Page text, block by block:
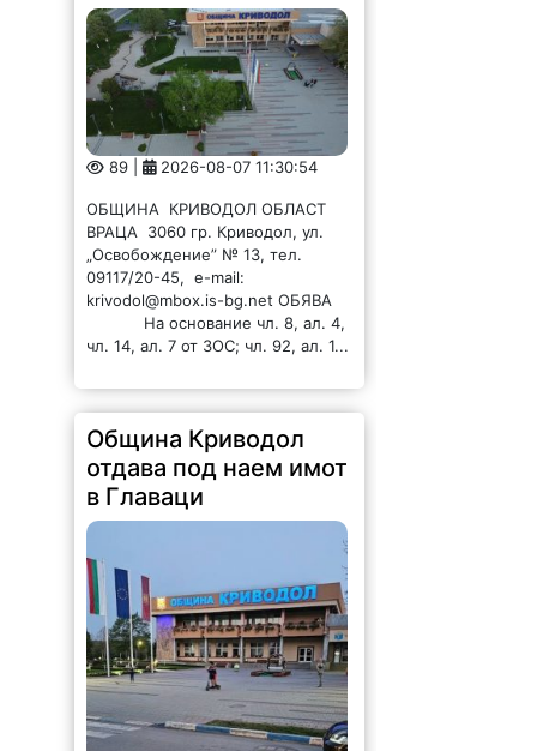
89 | 2026-08-07 11:30:54
ОБЩИНА КРИВОДОЛ ОБЛАСТ
ВРАЦА 3060 гр. Криводол, ул.
„Освобождение” № 13, тел.
09117/20-45, e-mail:
krivodol@mbox.is-bg.net ОБЯВА
На основание чл. 8, ал. 4,
чл. 14, ал. 7 от ЗОС; чл. 92, ал. 1...
Община Криводол
отдава под наем имот
в Главаци